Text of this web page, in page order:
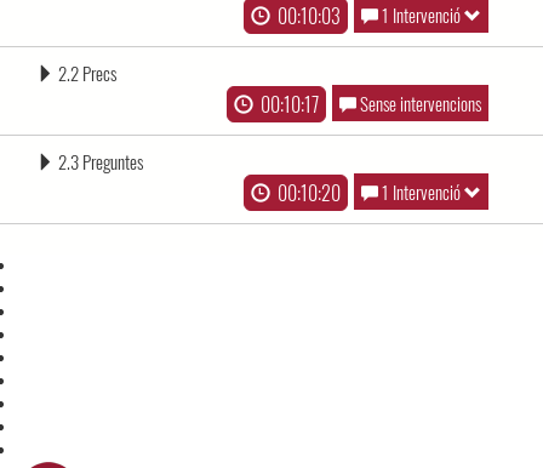
00:10:03 1 Intervenció
2.2 Precs
00:10:17 Sense intervencions
2.3 Preguntes
00:10:20 1 Intervenció